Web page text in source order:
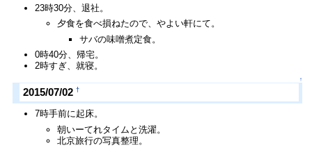
23時30分、退社。
夕食を食べ損ねたので、やよい軒にて。
サバの味噌煮定食。
0時40分、帰宅。
2時すぎ、就寝。
↑
2015/07/02 †
7時手前に起床。
朝いーてれタイムと洗濯。
北京旅行の写真整理。